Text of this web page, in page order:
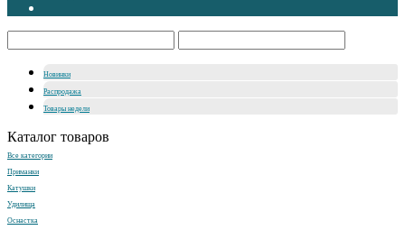
Новинки
Распродажа
Товары недели
Каталог товаров
Все категории
Приманки
Катушки
Удилища
Оснастка